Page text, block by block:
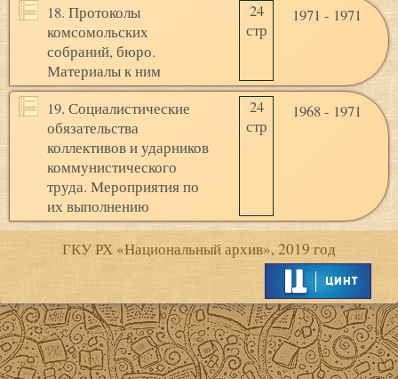
18. Протоколы
комсомольских
собраний, бюро.
Материалы к ним
24
стр
1971 - 1971
19. Социалистические
обязательства
коллективов и ударников
коммунистического
труда. Мероприятия по
их выполнению
24
стр
1968 - 1971
ГКУ РХ «Национальный архив», 2019 год